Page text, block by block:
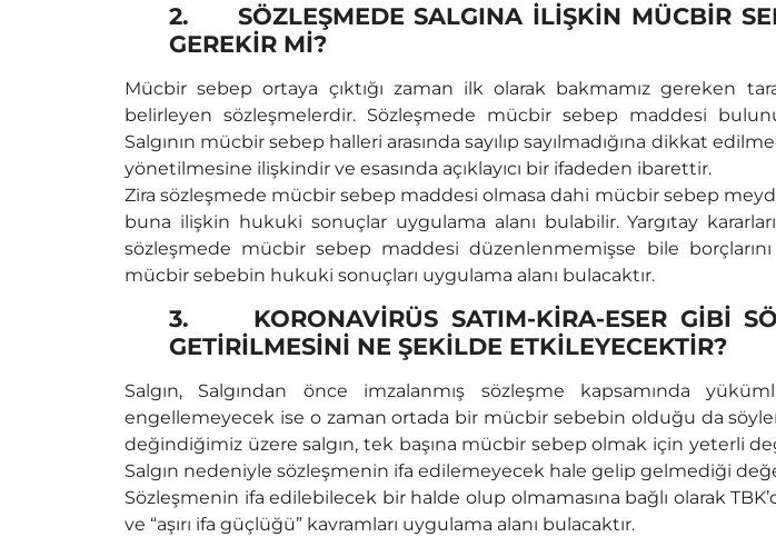
2. SÖZLEŞMEDE SALGINA İLİŞKİN MÜCBİR
GEREKİR Mİ?
Mücbir sebep ortaya çıktığı zaman ilk olarak bakmamız gereken
belirleyen sözleşmelerdir. Sözleşmede mücbir sebep maddesi
Salgının mücbir sebep halleri arasında sayılıp sayılmadığına dikkat
yönetilmesine ilişkindir ve esasında açıklayıcı bir ifadeden ibarettir.
Zira sözleşmede mücbir sebep maddesi olmasa dahi mücbir sebep
buna ilişkin hukuki sonuçlar uygulama alanı bulabilir. Yargıtay
sözleşmede mücbir sebep maddesi düzenlenmemişse bile
mücbir sebebin hukuki sonuçları uygulama alanı bulacaktır.
3. KORONAVİRÜS SATIM-KİRA-ESER GİBİ
GETİRİLMESİNİ NE ŞEKİLDE ETKİLEYECEKTİR?
Salgın, Salgından önce imzalanmış sözleşme kapsamında
engellemeyecek ise o zaman ortada bir mücbir sebebin olduğu da
değindiğimiz üzere salgın, tek başına mücbir sebep olmak için yeterli
Salgın nedeniyle sözleşmenin ifa edilemeyecek hale gelip gelmediği
Sözleşmenin ifa edilebilecek bir halde olup olmamasına bağlı olarak
ve “aşırı ifa güçlüğü” kavramları uygulama alanı bulacaktır.